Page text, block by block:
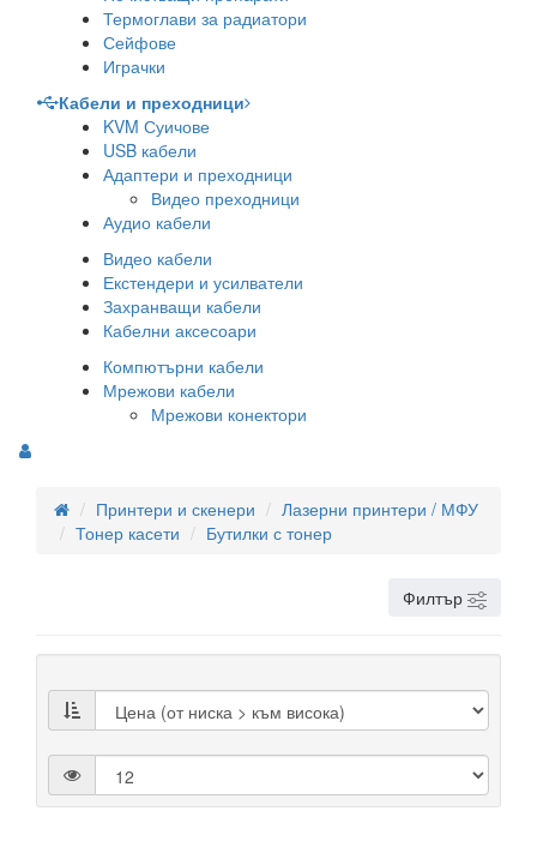
Термоглави за радиатори
Сейфове
Играчки
Кабели и преходници
KVM Суичове
USB кабели
Адаптери и преходници
Видео преходници
Аудио кабели
Видео кабели
Екстендери и усилватели
Захранващи кабели
Кабелни аксесоари
Компютърни кабели
Мрежови кабели
Мрежови конектори
Принтери и скенери
Лазерни принтери / МФУ
Тонер касети
Бутилки с тонер
Филтър